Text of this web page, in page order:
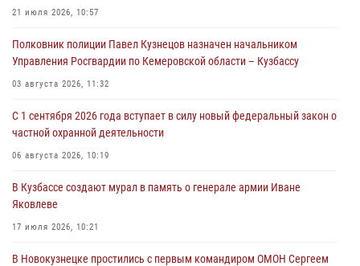
организационно-штатных подразделений Росгвардии с
07 августа 2026, 05:32
С 1 сентября 2026 года вступает в силу новый федеральный закон о
06 августа 2026, 10:19
Росгвардейцы задержали предполагаемого виновника причинения
06 августа 2026, 09:18
21 июля 2026, 10:57
Полковник полиции Павел Кузнецов назначен начальником
Управления Росгвардии по Кемеровской области – Кузбассу
03 августа 2026, 11:32
С 1 сентября 2026 года вступает в силу новый федеральный закон о
частной охранной деятельности
06 августа 2026, 10:19
В Кузбассе создают мурал в память о генерале армии Иване
Яковлеве
17 июля 2026, 10:21
В Новокузнецке простились с первым командиром ОМОН Сергеем